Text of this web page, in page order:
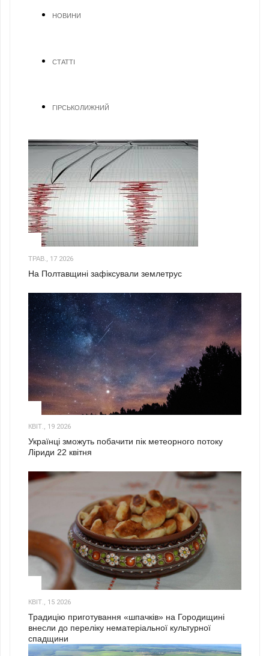
НОВИНИ
СТАТТІ
ГІРСЬКОЛИЖНИЙ
ТРАВ., 17 2026
На Полтавщині зафіксували землетрус
КВІТ., 19 2026
Українці зможуть побачити пік метеорного потоку
Ліриди 22 квітня
КВІТ., 15 2026
Традицію приготування «шпачків» на Городищині
внесли до переліку нематеріальної культурної
спадщини